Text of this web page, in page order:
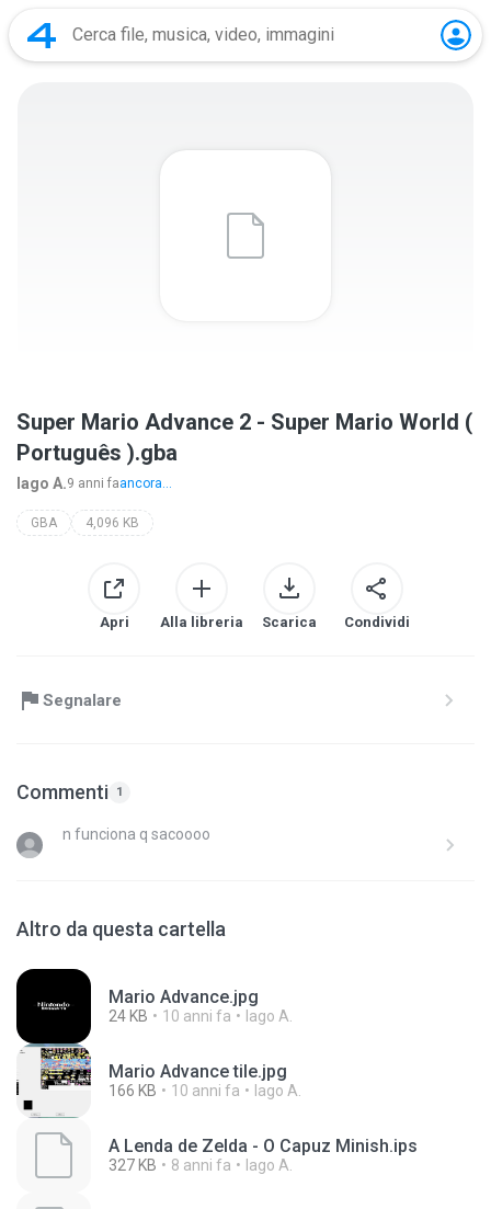
Super Mario Advance 2 - Super Mario World (
Português ).gba
Iago A.9 anni faancora...
GBA 4,096 KB
Apri Alla libreria Scarica Condividi
Segnalare
Commenti 1
n funciona q sacoooo
Altro da questa cartella
Mario Advance.jpg
24 KB 10 anni fa Iago A.
Mario Advance tile.jpg
166 KB 10 anni fa Iago A.
A Lenda de Zelda - O Capuz Minish.ips
327 KB 8 anni fa Iago A.